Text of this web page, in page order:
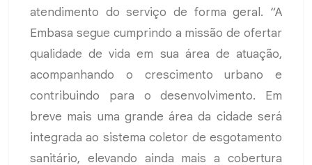
atendimento do serviço de forma geral. “A
Embasa segue cumprindo a missão de ofertar
qualidade de vida em sua área de atuação,
acompanhando o crescimento urbano e
contribuindo para o desenvolvimento. Em
breve mais uma grande área da cidade será
integrada ao sistema coletor de esgotamento
sanitário, elevando ainda mais a cobertura